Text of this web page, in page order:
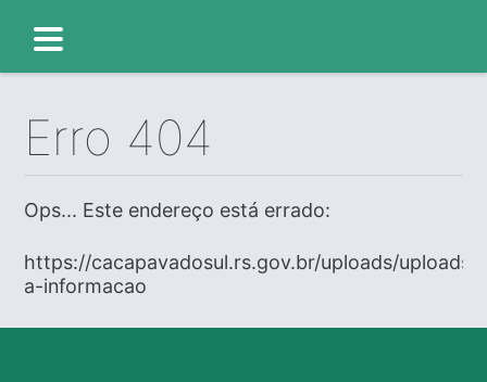
Erro 404
Ops... Este endereço está errado:
https://cacapavadosul.rs.gov.br/uploads/
a-informacao